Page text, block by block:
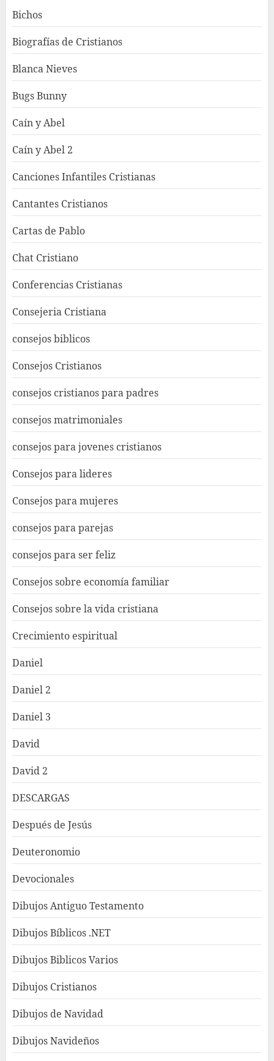
Bichos
Biografías de Cristianos
Blanca Nieves
Bugs Bunny
Caín y Abel
Caín y Abel 2
Canciones Infantiles Cristianas
Cantantes Cristianos
Cartas de Pablo
Chat Cristiano
Conferencias Cristianas
Consejeria Cristiana
consejos biblicos
Consejos Cristianos
consejos cristianos para padres
consejos matrimoniales
consejos para jovenes cristianos
Consejos para lideres
Consejos para mujeres
consejos para parejas
consejos para ser feliz
Consejos sobre economía familiar
Consejos sobre la vida cristiana
Crecimiento espiritual
Daniel
Daniel 2
Daniel 3
David
David 2
DESCARGAS
Después de Jesús
Deuteronomio
Devocionales
Dibujos Antiguo Testamento
Dibujos Bíblicos .NET
Dibujos Biblicos Varios
Dibujos Cristianos
Dibujos de Navidad
Dibujos Navideños